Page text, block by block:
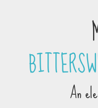
Skip to content
An